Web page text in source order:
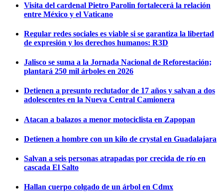
Visita del cardenal Pietro Parolin fortalecerá la relación
entre México y el Vaticano
Regular redes sociales es viable si se garantiza la libertad
de expresión y los derechos humanos: R3D
Jalisco se suma a la Jornada Nacional de Reforestación;
plantará 250 mil árboles en 2026
Detienen a presunto reclutador de 17 años y salvan a dos
adolescentes en la Nueva Central Camionera
Atacan a balazos a menor motociclista en Zapopan
Detienen a hombre con un kilo de crystal en Guadalajara
Salvan a seis personas atrapadas por crecida de río en
cascada El Salto
Hallan cuerpo colgado de un árbol en Cdmx